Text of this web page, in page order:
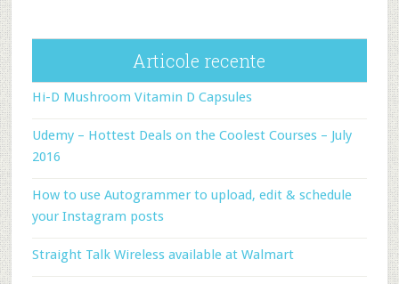
Articole recente
Hi-D Mushroom Vitamin D Capsules
Udemy – Hottest Deals on the Coolest Courses – July
2016
How to use Autogrammer to upload, edit & schedule
your Instagram posts
Straight Talk Wireless available at Walmart